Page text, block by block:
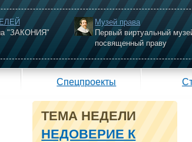
"ЗАКОНИЯ"
Музей права
Первый виртуальный
посвященный праву
Спецпроекты
ТЕМА НЕДЕЛИ
НЕДОВЕРИЕ К